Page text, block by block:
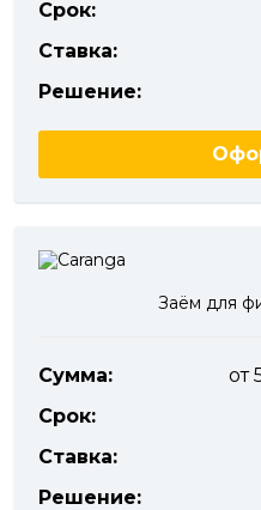
Срок:
Ставка:
Решение:
Заём для
Сумма:
от
Срок:
Ставка:
Решение: